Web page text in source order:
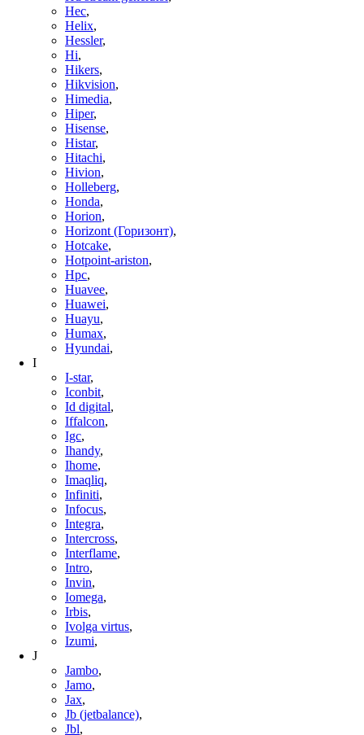
Hec,
Helix,
Hessler,
Hi,
Hikers,
Hikvision,
Himedia,
Hiper,
Hisense,
Histar,
Hitachi,
Hivion,
Holleberg,
Honda,
Horion,
Horizont (Горизонт),
Hotcake,
Hotpoint-ariston,
Hpc,
Huavee,
Huawei,
Huayu,
Humax,
Hyundai,
I
I-star,
Iconbit,
Id digital,
Iffalcon,
Igc,
Ihandy,
Ihome,
Imaqliq,
Infiniti,
Infocus,
Integra,
Intercross,
Interflame,
Intro,
Invin,
Iomega,
Irbis,
Ivolga virtus,
Izumi,
J
Jambo,
Jamo,
Jax,
Jb (jetbalance),
Jbl,